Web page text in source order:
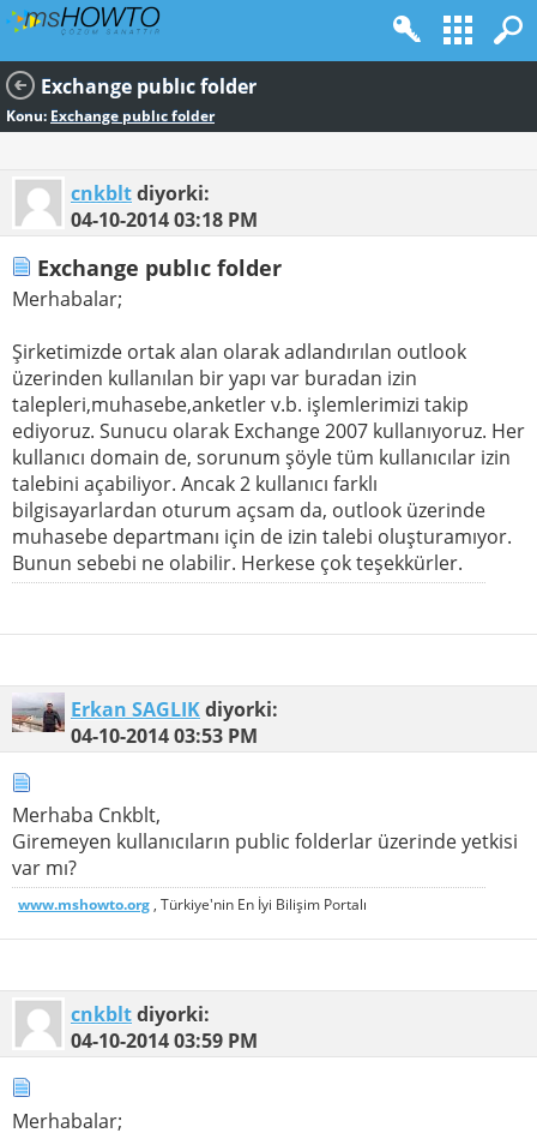
Exchange publıc folder
Konu: Exchange publıc folder
cnkbltdiyorki:
04-10-201403:18 PM
Exchange publıc folder
Merhabalar;
Şirketimizde ortak alan olarak adlandırılan outlook
üzerinden kullanılan bir yapı var buradan izin
talepleri,muhasebe,anketler v.b. işlemlerimizi takip
ediyoruz. Sunucu olarak Exchange 2007 kullanıyoruz. Her
kullanıcı domain de, sorunum şöyle tüm kullanıcılar izin
talebini açabiliyor. Ancak 2 kullanıcı farklı
bilgisayarlardan oturum açsam da, outlook üzerinde
muhasebe departmanı için de izin talebi oluşturamıyor.
Bunun sebebi ne olabilir. Herkese çok teşekkürler.
Erkan SAGLIKdiyorki:
04-10-201403:53 PM
Merhaba Cnkblt,
Giremeyen kullanıcıların public folderlar üzerinde yetkisi
var mı?
www.mshowto.org , Türkiye'nin En İyi Bilişim Portalı
cnkbltdiyorki:
04-10-201403:59 PM
Merhabalar;